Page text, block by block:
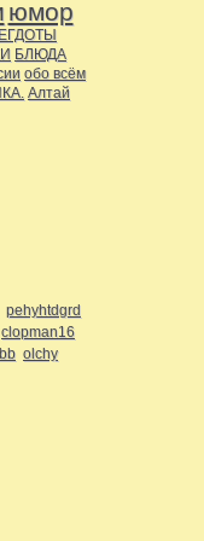
юмор
БЛЮДА
обо всём
Алтай
pehyhtdgrd
clopman16
olchy